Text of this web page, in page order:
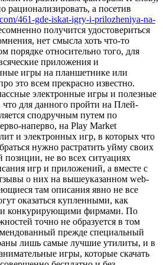
рационализировать, а посетив
461-gde-iskat-igry-i-prilozheniya-na-
получится удостовериться
нет смысла хоть что-то
порядке относительно того, для
приложения и
игры на планшетнике или
это всем прекрасно известно.
электронные игры и полезные
для данного пройти на Плей-
сподручным путем по
наперво, на Play Market
и электронных игр, в которых что
нужно растратить уйму своих
не во всех ситуациях
игр и приложений, а вместе с
о них на вышеуказанном web-
там описания явно не все
оказаться купленными, как
и конкурирующими фирмами. По
точно не образуется в том
прежде специальный
лишь самые лучшие утилиты, и в
игры, которые скачать